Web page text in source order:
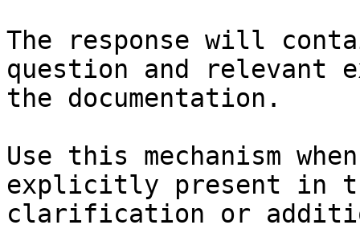
The response will
question and relevant
the documentation.
Use this mechanism
explicitly present in
clarification or